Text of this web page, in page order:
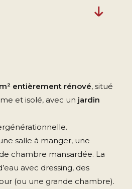
entièrement rénové, situé
et isolé, avec un jardin
salle à manger, une
chambre mansardée. La
avec dressing, des
(ou une grande chambre).